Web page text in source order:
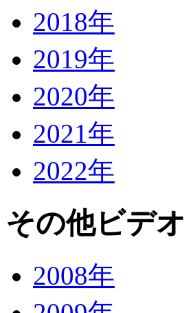
2018年
2019年
2020年
2021年
2022年
その他ビデオ
2008年